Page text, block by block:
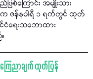
ြစ်ကြောင်း အမျိုးသား
ဇန်နဝါရီ ၁ ရက်တွင် ထုတ်
ငံရေးသဘောထား
ြေညာချက် ထုတ်ပြန်